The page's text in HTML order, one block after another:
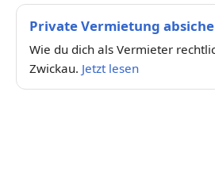
Private Vermietung
Wie du dich als Vermieter
Zwickau. Jetzt lesen